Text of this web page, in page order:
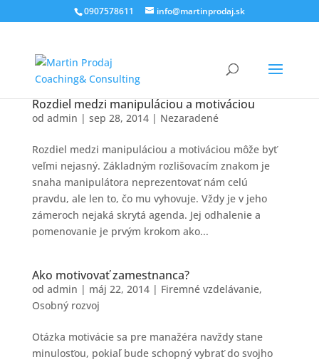
0907578611 info@martinprodaj.sk
Rozdiel medzi manipuláciou a motiváciou
od admin | sep 28, 2014| Nezaradené
Rozdiel medzi manipuláciou a motiváciou môže byť
veľmi nejasný. Základným rozlišovacím znakom je
snaha manipulátora neprezentovať nám celú
pravdu, ale len to, čo mu vyhovuje. Vždy je v jeho
zámeroch nejaká skrytá agenda. Jej odhalenie a
pomenovanie je prvým krokom ako...
Ako motivovať zamestnanca?
od admin | máj 22, 2014| Firemné vzdelávanie,
Osobný rozvoj
Otázka motivácie sa pre manažéra navždy stane
minulosťou, pokiaľ bude schopný vybrať do svojho